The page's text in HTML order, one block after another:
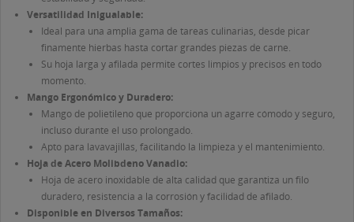
Versatilidad Inigualable:
Ideal para una amplia gama de tareas culinarias, desde picar
finamente hierbas hasta cortar grandes piezas de carne.
Su hoja larga y afilada permite cortes limpios y precisos en todo
momento.
Mango Ergonómico y Duradero:
Mango de polietileno que proporciona un agarre cómodo y seguro,
incluso durante el uso prolongado.
Apto para lavavajillas, facilitando la limpieza y el mantenimiento.
Hoja de Acero Molibdeno Vanadio:
Hoja de acero inoxidable de alta calidad que garantiza un filo
duradero, resistencia a la corrosión y facilidad de afilado.
Disponible en Diversos Tamaños: